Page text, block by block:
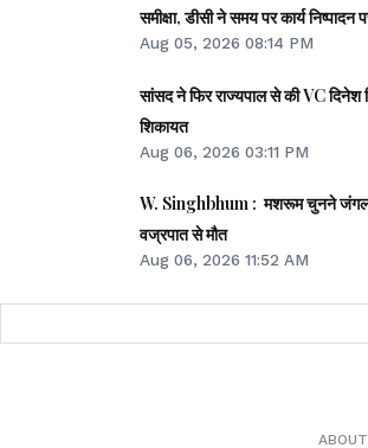
समीक्षा, डीसी ने समय पर कार्य निष्पादन
Aug 05, 2026 08:14 PM
सांसद ने फिर राज्यपाल से की VC दिनेश
शिकायत
Aug 06, 2026 03:11 PM
W. Singhbhum : मशरूम चुनने जंगल
वज्रपात से मौत
Aug 06, 2026 11:52 AM